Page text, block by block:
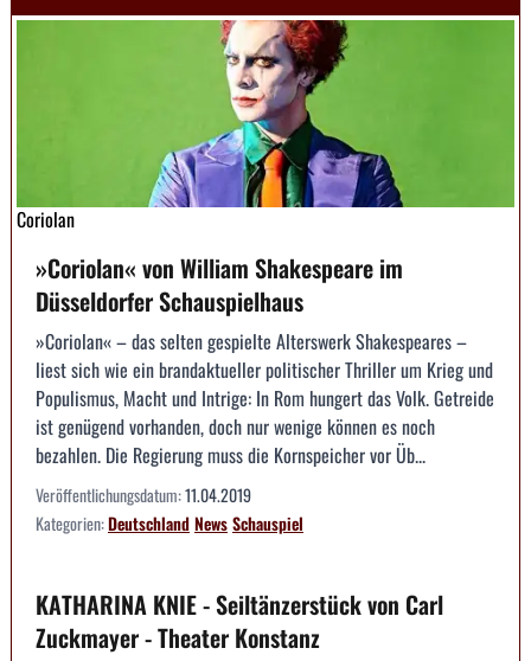
Coriolan
»Coriolan« von William Shakespeare im
Düsseldorfer Schauspielhaus
»Coriolan« – das selten gespielte Alterswerk Shakespeares –
liest sich wie ein brandaktueller politischer Thriller um Krieg und
Populismus, Macht und Intrige: In Rom hungert das Volk. Getreide
ist genügend vorhanden, doch nur wenige können es noch
bezahlen. Die Regierung muss die Kornspeicher vor Üb...
Veröffentlichungsdatum:11.04.2019
Kategorien:DeutschlandNewsSchauspiel
KATHARINA KNIE - Seiltänzerstück von Carl
Zuckmayer - Theater Konstanz